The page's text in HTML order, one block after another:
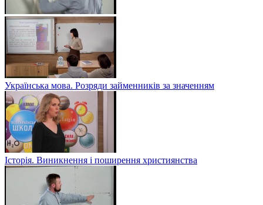
Українська мова. Розряди займенників за значенням
Історія. Виникнення і поширення християнства